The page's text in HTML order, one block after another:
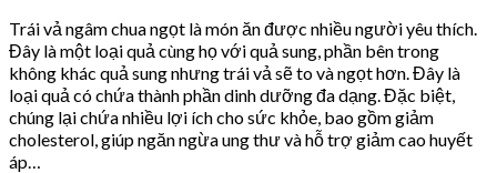
Trái vả ngâm chua ngọt là món ăn được nhiều người yêu thích.
Đây là một loại quả cùng họ với quả sung, phần bên trong
không khác quả sung nhưng trái vả sẽ to và ngọt hơn. Đây là
loại quả có chứa thành phần dinh dưỡng đa dạng. Đặc biệt,
chúng lại chứa nhiều lợi ích cho sức khỏe, bao gồm giảm
cholesterol, giúp ngăn ngừa ung thư và hỗ trợ giảm cao huyết
áp…